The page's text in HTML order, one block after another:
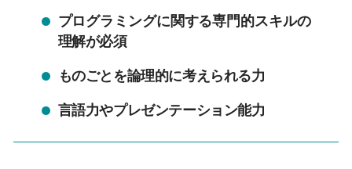
プログラミングに関する専門的スキルの
理解が必須
ものごとを論理的に考えられる力
言語力やプレゼンテーション能力